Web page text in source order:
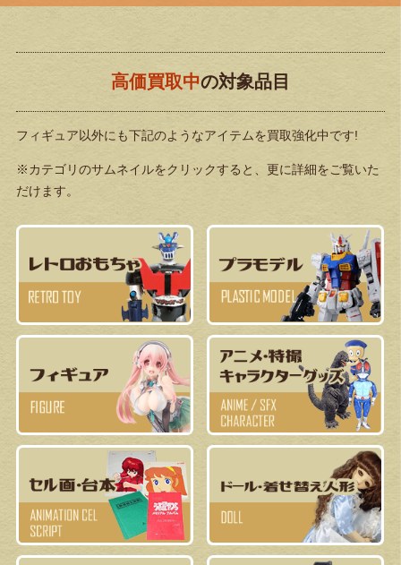
高価買取中の対象品目
フィギュア以外にも下記のようなアイテムを買取強化中です!
※カテゴリのサムネイルをクリックすると、更に詳細をご覧いた
だけます。